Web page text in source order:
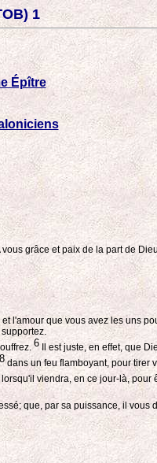
1
Épître
vous grâce et paix de la part de
l'amour que vous avez les uns
6 Il est juste, en effet, que
8dans un feu flamboyant, pour tirer
lorsqu'il viendra, en ce jour-là, pour
que, par sa puissance, il vous